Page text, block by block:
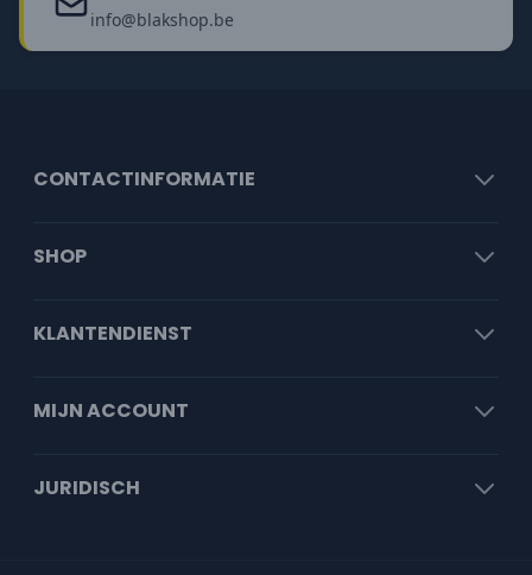
info@blakshop.be
CONTACTINFORMATIE
SHOP
KLANTENDIENST
MIJN ACCOUNT
JURIDISCH